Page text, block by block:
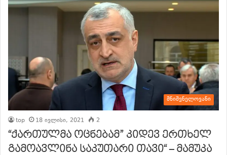
მნიშვნელოვანი
top 18 ივლისი, 2021 2
“ქართულმა ოცნებამ” კიდევ ერთხელ
გამოავლინა საკუთარი თავი“ – მამუკა